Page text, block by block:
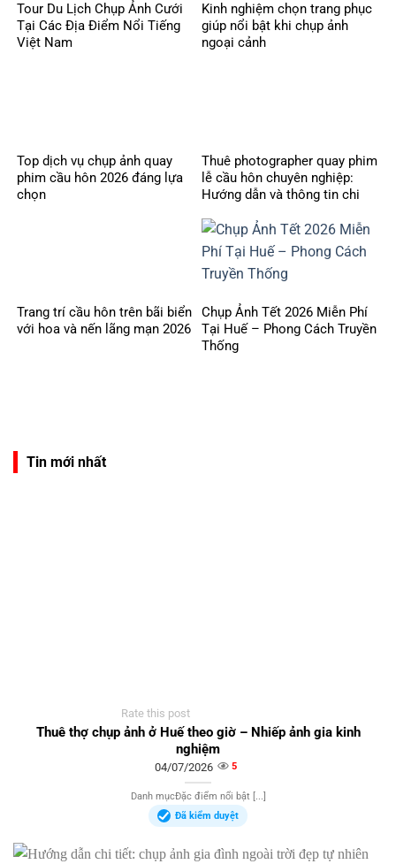
Tour Du Lịch Chụp Ảnh Cưới
Tại Các Địa Điểm Nổi Tiếng
Việt Nam
Kinh nghiệm chọn trang phục
giúp nổi bật khi chụp ảnh
ngoại cảnh
Top dịch vụ chụp ảnh quay
phim cầu hôn 2026 đáng lựa
chọn
Thuê photographer quay phim
lễ cầu hôn chuyên nghiệp:
Hướng dẫn và thông tin chi
Trang trí cầu hôn trên bãi biển
với hoa và nến lãng mạn 2026
Chụp Ảnh Tết 2026 Miễn Phí
Tại Huế – Phong Cách Truyền
Thống
Tin mới nhất
Rate this post
Thuê thợ chụp ảnh ở Huế theo giờ – Nhiếp ảnh gia kinh
nghiệm
04/07/2026 5
Danh mụcĐặc điểm nổi bật [...]
Đã kiểm duyệt